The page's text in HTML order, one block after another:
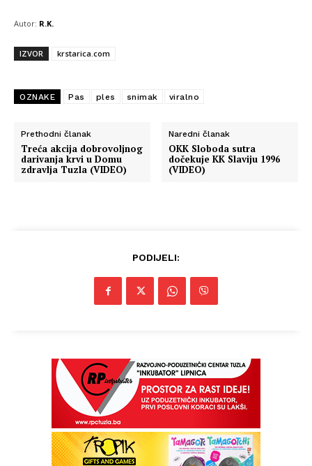
Autor: R.K.
IZVOR krstarica.com
OZNAKE Pas ples snimak viralno
Prethodni članak
Treća akcija dobrovoljnog
darivanja krvi u Domu
zdravlja Tuzla (VIDEO)
Naredni članak
OKK Sloboda sutra
dočekuje KK Slaviju 1996
(VIDEO)
PODIJELI: